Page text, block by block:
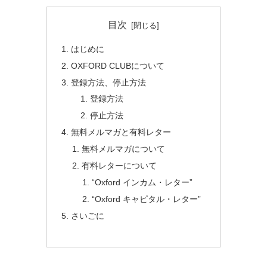
目次
はじめに
OXFORD CLUBについて
登録方法、停止方法
登録方法
停止方法
無料メルマガと有料レター
無料メルマガについて
有料レターについて
“Oxford インカム・レター”
“Oxford キャピタル・レター”
さいごに